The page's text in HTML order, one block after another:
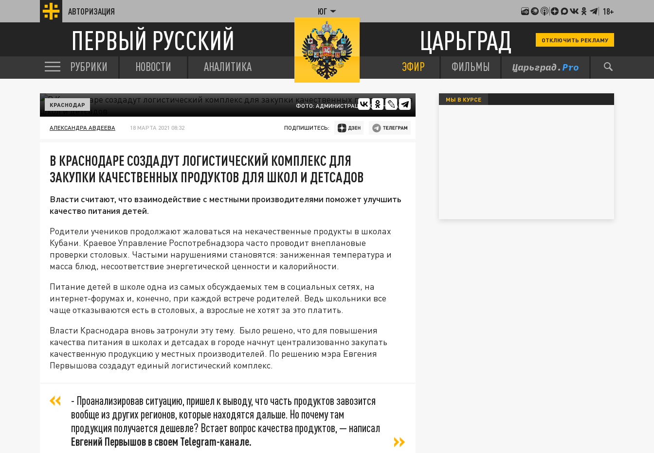
АВТОРИЗАЦИЯ ЮГ 18+
ПЕРВЫЙ РУССКИЙ ЦАРЬГРАД ОТКЛЮЧИТЬ РЕКЛАМУ
РУБРИКИ НОВОСТИ АНАЛИТИКА ЭФИР ФИЛЬМЫ
ФОТО: АДМИНИСТРАЦИЯ КРАСНОДАРА
КРАСНОДАР
АЛЕКСАНДРА АВДЕЕВА 18 МАРТА 2021 08:32 ПОДПИШИТЕСЬ:
В КРАСНОДАРЕ СОЗДАДУТ ЛОГИСТИЧЕСКИЙ КОМПЛЕКС ДЛЯ
ЗАКУПКИ КАЧЕСТВЕННЫХ ПРОДУКТОВ ДЛЯ ШКОЛ И ДЕТСАДОВ
Власти считают, что взаимодействие с местными производителями поможет улучшить
качество питания детей.
Родители учеников продолжают жаловаться на некачественные продукты в школах
Кубани. Краевое Управление Роспотребнадзора часто проводит внеплановые
проверки столовых. Частыми нарушениями становятся: заниженная температура и
масса блюд, несоответствие энергетической ценности и калорийности.
Питание детей в школе одна из самых обсуждаемых тем в социальных сетях, на
интернет-форумах и, конечно, при каждой встрече родителей. Ведь школьники все
чаще отказываются есть в столовых, а взрослые не хотят за это платить.
Власти Краснодара вновь затронули эту тему. Было решено, что для повышения
качества питания в школах и детсадах в городе начнут централизованно закупать
качественную продукцию у местных производителей. По решению мэра Евгения
Первышова создадут единый логистический комплекс.
- Проанализировав ситуацию, пришел к выводу, что часть продуктов завозится
вообще из других регионов, которые находятся дальше. Но почему там
продукция получается дешевле? Встает вопрос качества продуктов, — написал
Евгений Первышов в своем Telegram-канале.
МЫ В КУРСЕ